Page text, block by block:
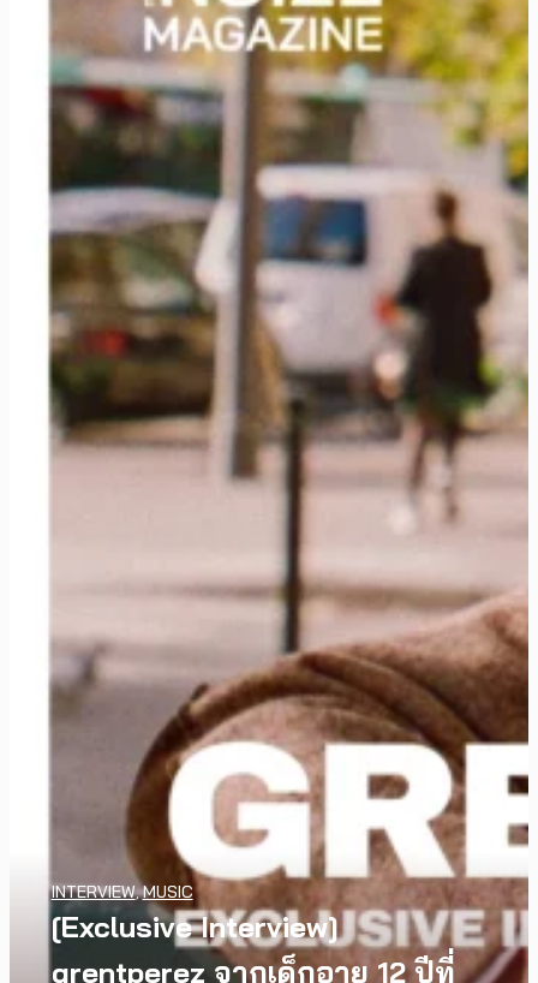
[Exclusive Interview]
grentperez จากเด็กอายุ 12 ปีที่
INTERVIEW,MUSIC